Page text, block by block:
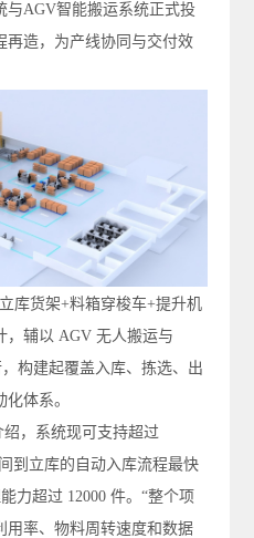
与AGV智能搬运系统正式投
再造，为产线协同与交付效
库货架+料箱穿梭车+提升机
，辅以 AGV 无人搬运与
构建起覆盖入库、拣选、出
体系。
绍，系统现可支持超过
到立库的自动入库流程最快
力超过 12000 件。“整个项
用率、物料周转速度和数据